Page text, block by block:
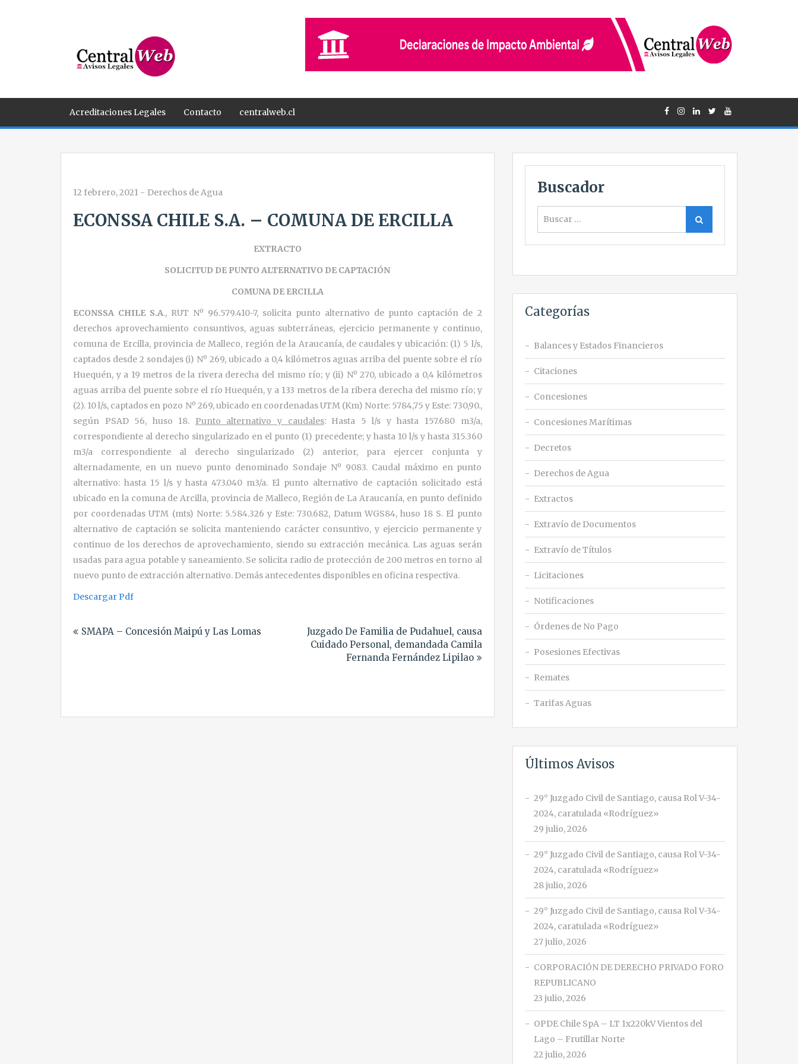
Acreditaciones Legales Contacto centralweb.cl
12 febrero, 2021 - Derechos de Agua
ECONSSA CHILE S.A. – COMUNA DE ERCILLA
EXTRACTO
SOLICITUD DE PUNTO ALTERNATIVO DE CAPTACIÓN
COMUNA DE ERCILLA
ECONSSA CHILE S.A., RUT Nº 96.579.410-7, solicita punto alternativo de punto captación de 2
derechos aprovechamiento consuntivos, aguas subterráneas, ejercicio permanente y continuo,
comuna de Ercilla, provincia de Malleco, región de la Araucanía, de caudales y ubicación: (1) 5 l/s,
captados desde 2 sondajes (i) Nº 269, ubicado a 0,4 kilómetros aguas arriba del puente sobre el río
Huequén, y a 19 metros de la rivera derecha del mismo río; y (ii) Nº 270, ubicado a 0,4 kilómetros
aguas arriba del puente sobre el río Huequén, y a 133 metros de la ribera derecha del mismo río; y
(2). 10 l/s, captados en pozo Nº 269, ubicado en coordenadas UTM (Km) Norte: 5784,75 y Este: 730,90.,
según PSAD 56, huso 18. Punto alternativo y caudales: Hasta 5 l/s y hasta 157.680 m3/a,
correspondiente al derecho singularizado en el punto (1) precedente; y hasta 10 l/s y hasta 315.360
m3/a correspondiente al derecho singularizado (2) anterior, para ejercer conjunta y
alternadamente, en un nuevo punto denominado Sondaje Nº 9083. Caudal máximo en punto
alternativo: hasta 15 l/s y hasta 473.040 m3/a. El punto alternativo de captación solicitado está
ubicado en la comuna de Arcilla, provincia de Malleco, Región de La Araucanía, en punto definido
por coordenadas UTM (mts) Norte: 5.584.326 y Este: 730.682, Datum WGS84, huso 18 S. El punto
alternativo de captación se solicita manteniendo carácter consuntivo, y ejercicio permanente y
continuo de los derechos de aprovechamiento, siendo su extracción mecánica. Las aguas serán
usadas para agua potable y saneamiento. Se solicita radio de protección de 200 metros en torno al
nuevo punto de extracción alternativo. Demás antecedentes disponibles en oficina respectiva.
Descargar Pdf
deSMAPA – Concesión Maipú y Las Lomas
Juzgado De Familia de Pudahuel, causa
Cuidado Personal, demandada Camila
Fernanda Fernández Lipilao
Buscador
Buscar
Categorías
Balances y Estados Financieros
Citaciones
Concesiones
Concesiones Marítimas
Decretos
Derechos de Agua
Extractos
Extravío de Documentos
Extravío de Títulos
Licitaciones
Notificaciones
Órdenes de No Pago
Posesiones Efectivas
Remates
Tarifas Aguas
Últimos Avisos
29° Juzgado Civil de Santiago, causa Rol V-34-
2024, caratulada «Rodríguez»
29 julio, 2026
29° Juzgado Civil de Santiago, causa Rol V-34-
2024, caratulada «Rodríguez»
28 julio, 2026
29° Juzgado Civil de Santiago, causa Rol V-34-
2024, caratulada «Rodríguez»
27 julio, 2026
CORPORACIÓN DE DERECHO PRIVADO FORO
REPUBLICANO
23 julio, 2026
OPDE Chile SpA – LT 1x220kV Vientos del
Lago – Frutillar Norte
22 julio, 2026